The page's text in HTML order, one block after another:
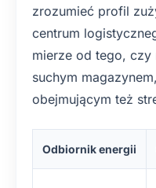
zrozumieć profil
centrum
mierze od tego, czy
suchym
obejmującym też
Odbiornik energii